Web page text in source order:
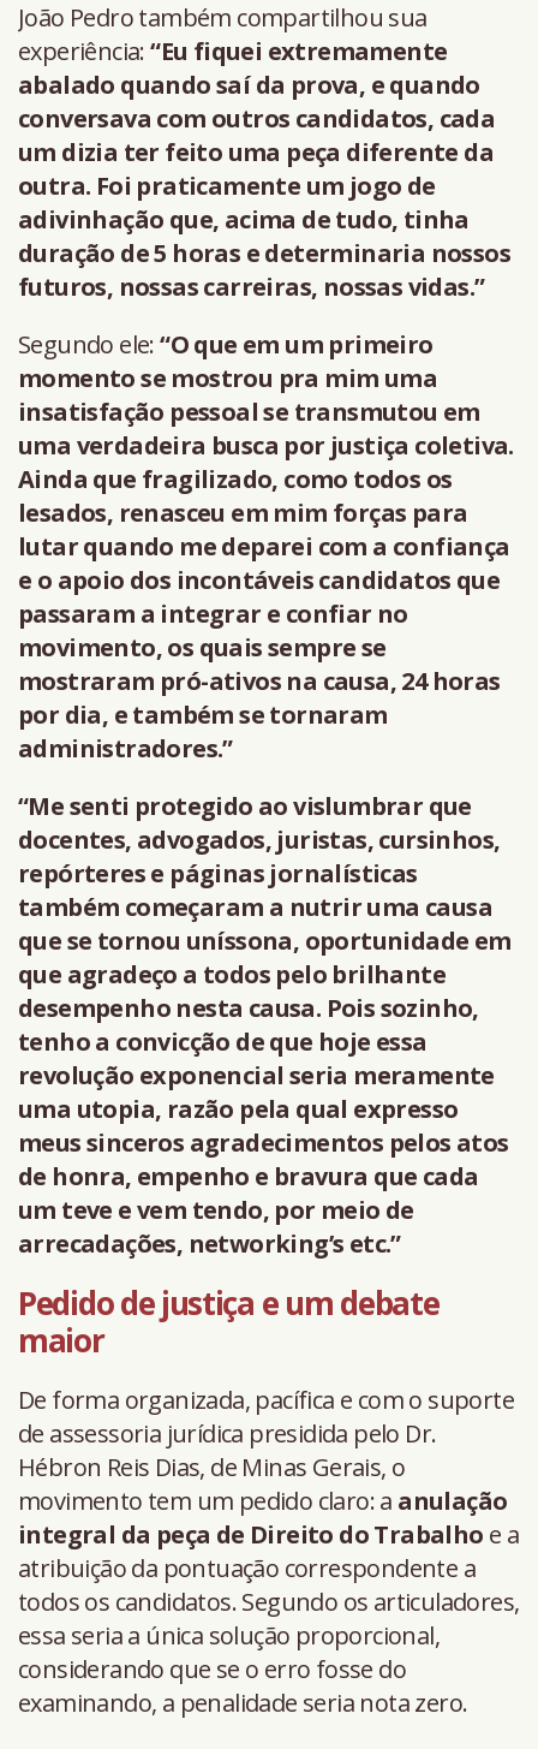
João Pedro também compartilhou sua
experiência:“Eu fiquei extremamente
abalado quando saí da prova, e quando
conversava com outros candidatos, cada
um dizia ter feito uma peça diferente da
outra. Foi praticamente um jogo de
adivinhação que, acima de tudo, tinha
duração de 5 horas e determinaria nossos
futuros, nossas carreiras, nossas vidas.”
Segundo ele:“O que em um primeiro
momento se mostrou pra mim uma
insatisfação pessoal se transmutou em
uma verdadeira busca por justiça coletiva.
Ainda que fragilizado, como todos os
lesados, renasceu em mim forças para
lutar quando me deparei com a confiança
e o apoio dos incontáveis candidatos que
passaram a integrar e confiar no
movimento, os quais sempre se
mostraram pró-ativos na causa, 24 horas
por dia, e também se tornaram
administradores.”
“Me senti protegido ao vislumbrar que
docentes, advogados, juristas, cursinhos,
repórteres e páginas jornalísticas
também começaram a nutrir uma causa
que se tornou uníssona, oportunidade em
que agradeço a todos pelo brilhante
desempenho nesta causa. Pois sozinho,
tenho a convicção de que hoje essa
revolução exponencial seria meramente
uma utopia, razão pela qual expresso
meus sinceros agradecimentos pelos atos
de honra, empenho e bravura que cada
um teve e vem tendo, por meio de
arrecadações, networking’s etc.”
Pedido de justiça e um debate
maior
De forma organizada, pacífica e com o suporte
de assessoria jurídica presidida pelo Dr.
Hébron Reis Dias, de Minas Gerais, o
movimento tem um pedido claro: a anulação
integral da peça de Direito do Trabalho e a
atribuição da pontuação correspondente a
todos os candidatos. Segundo os articuladores,
essa seria a única solução proporcional,
considerando que se o erro fosse do
examinando, a penalidade seria nota zero.